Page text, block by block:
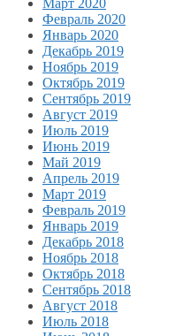
Март 2020
Февраль 2020
Январь 2020
Декабрь 2019
Ноябрь 2019
Октябрь 2019
Сентябрь 2019
Август 2019
Июль 2019
Июнь 2019
Май 2019
Апрель 2019
Март 2019
Февраль 2019
Январь 2019
Декабрь 2018
Ноябрь 2018
Октябрь 2018
Сентябрь 2018
Август 2018
Июль 2018